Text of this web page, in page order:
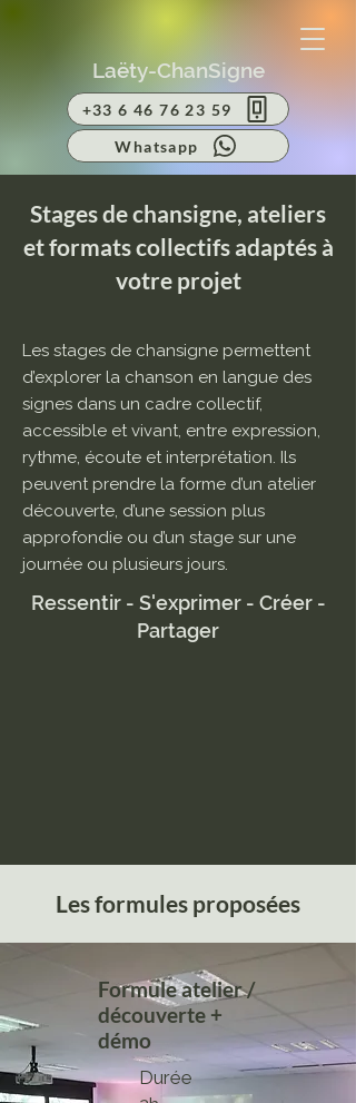
Laëty-ChanSigne
+33 6 46 76 23 59
Whatsapp
Stages de chansigne, ateliers
et formats collectifs adaptés à
votre projet
Les stages de chansigne permettent
d’explorer la chanson en langue des
signes dans un cadre collectif,
accessible et vivant, entre expression,
rythme, écoute et interprétation. Ils
peuvent prendre la forme d’un atelier
découverte, d’une session plus
approfondie ou d’un stage sur une
journée ou plusieurs jours.
Ressentir - S'exprimer - Créer -
Partager
Les formules proposées
Formule atelier /
découverte +
démo
Durée